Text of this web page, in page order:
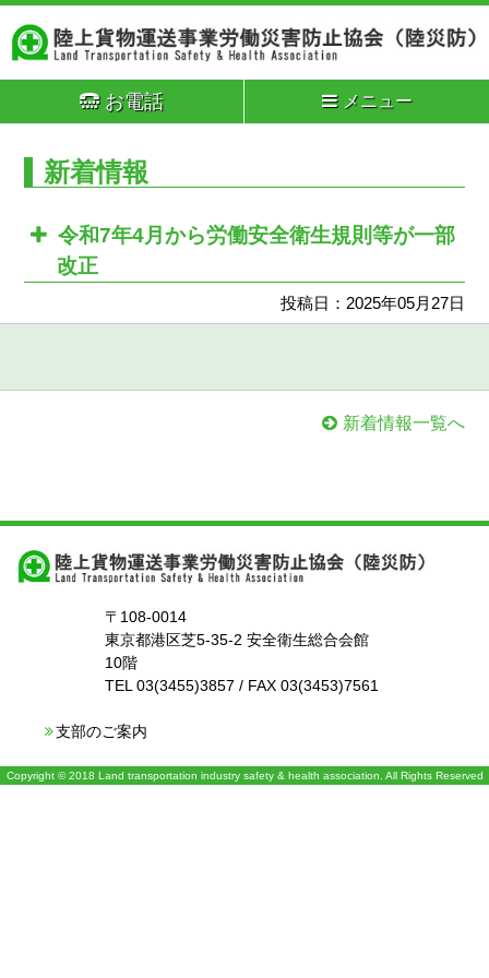
お電話 メニュー
新着情報
令和7年4月から労働安全衛生規則等が一部
改正
投稿日：2025年05月27日
新着情報一覧へ
〒108-0014
東京都港区芝5-35-2 安全衛生総合会館
10階
TEL 03(3455)3857 / FAX 03(3453)7561
支部のご案内
Copyright © 2018 Land transportation industry safety & health association. All Rights Reserved